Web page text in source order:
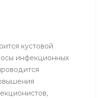
кустовой
инфекционных